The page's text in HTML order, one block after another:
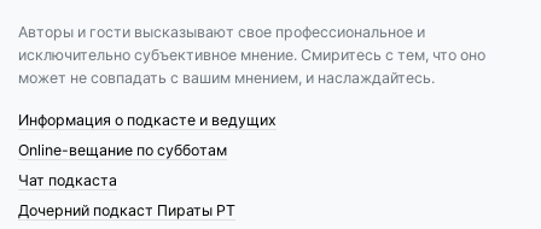
Авторы и гости высказывают свое профессиональное и
исключительно субъективное мнение. Смиритесь с тем, что оно
может не совпадать с вашим мнением, и наслаждайтесь.
Информация о подкасте и ведущих
Online-вещание по субботам
Чат подкаста
Дочерний подкаст Пираты РТ